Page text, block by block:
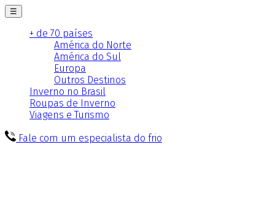
☰
+ de 70 países
América do Norte
América do Sul
Europa
Outros Destinos
Inverno no Brasil
Roupas de Inverno
Viagens e Turismo
Fale com um especialista do frio